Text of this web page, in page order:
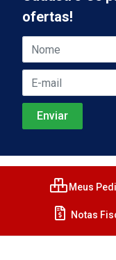
ofertas!
Meus
Notas